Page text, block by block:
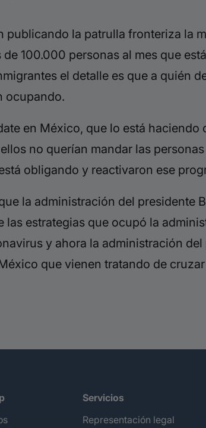
publicando la patrulla fronteriza la
100.000 personas al mes que
el detalle es que a quién
ocupando.
en México, que lo está
no querían mandar las
obligando y reactivaron ese
la administración del presidente
estrategias que ocupó la
y ahora la administración
que vienen tratando de
Servicios
Representación legal